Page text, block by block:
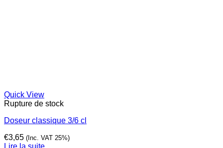
Quick View
Rupture de stock
Doseur classique 3/6 cl
€3,65 (Inc. VAT 25%)
Lire la suite